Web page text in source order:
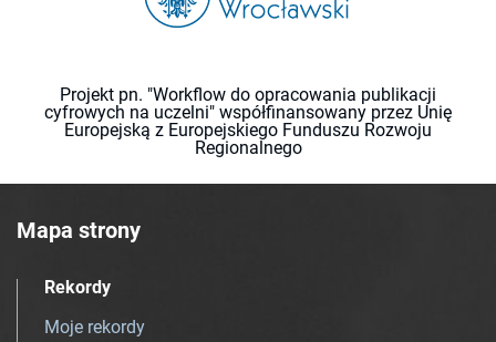
Projekt pn. "Workflow do opracowania publikacji
cyfrowych na uczelni" współfinansowany przez Unię
Europejską z Europejskiego Funduszu Rozwoju
Regionalnego
Mapa strony
Rekordy
Moje rekordy